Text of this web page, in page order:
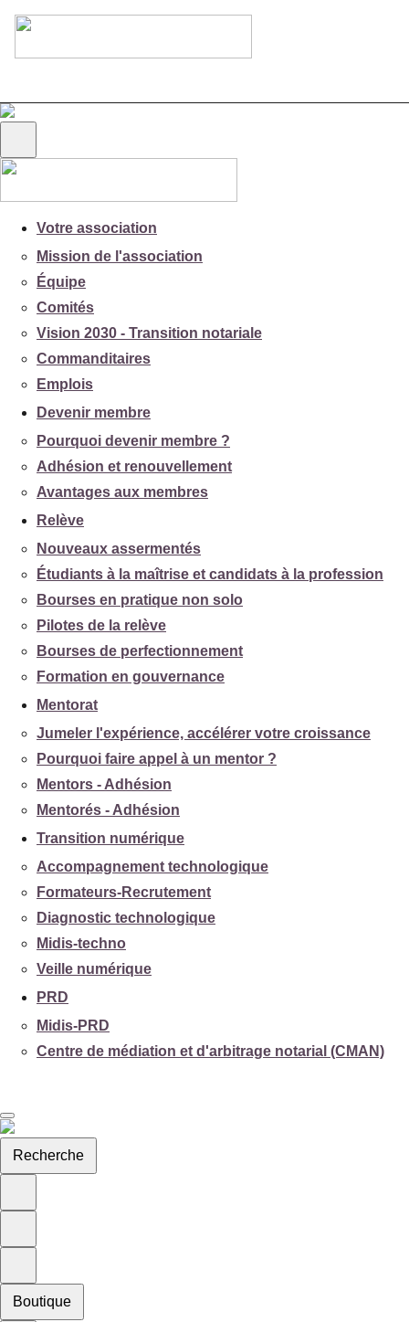
Votre association
Mission de l'association
Équipe
Comités
Vision 2030 - Transition notariale
Commanditaires
Emplois
Devenir membre
Pourquoi devenir membre ?
Adhésion et renouvellement
Avantages aux membres
Relève
Nouveaux assermentés
Étudiants à la maîtrise et candidats à la profession
Bourses en pratique non solo
Pilotes de la relève
Bourses de perfectionnement
Formation en gouvernance
Mentorat
Jumeler l'expérience, accélérer votre croissance
Pourquoi faire appel à un mentor ?
Mentors - Adhésion
Mentorés - Adhésion
Transition numérique
Accompagnement technologique
Formateurs-Recrutement
Diagnostic technologique
Midis-techno
Veille numérique
PRD
Midis-PRD
Centre de médiation et d'arbitrage notarial (CMAN)
Recherche
Boutique